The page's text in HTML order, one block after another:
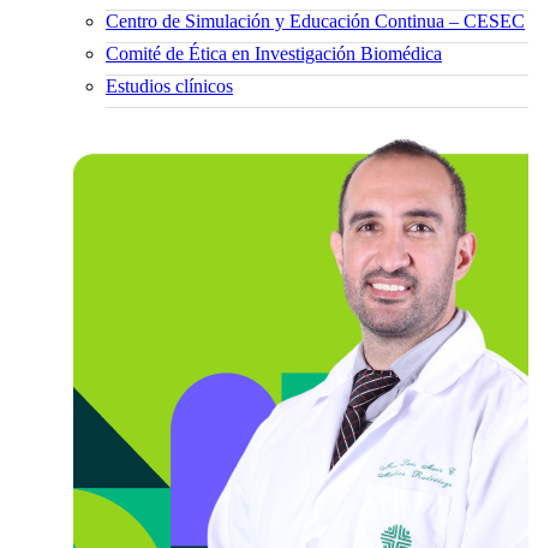
Centro de Simulación y Educación Continua – CESEC
Comité de Ética en Investigación Biomédica
Estudios clínicos